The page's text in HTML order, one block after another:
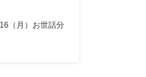
16（月）お世話分